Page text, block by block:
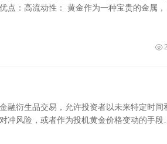
点：高流动性： 黄金作为一种宝贵的金属，
融衍生品交易，允许投资者以未来特定时间
冲风险，或者作为投机黄金价格变动的手段。